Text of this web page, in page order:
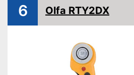
Ergonomischer Griff
Schneidematte inklusive
Für Linkshänder geeignet
6 Olfa RTY2DX